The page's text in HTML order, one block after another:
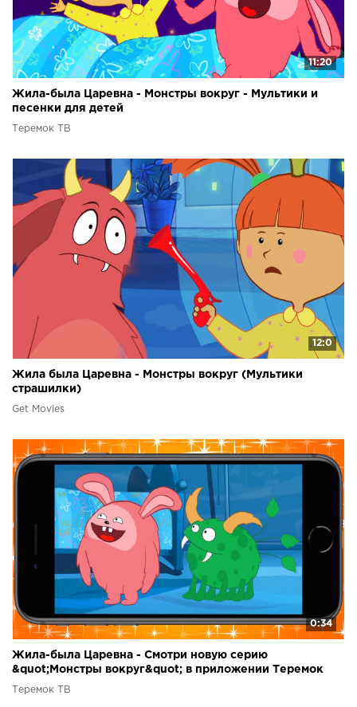
11:20
Жила-была Царевна - Монстры вокруг - Мультики и
песенки для детей
Теремок ТВ
12:0
Жила была Царевна - Монстры вокруг (Мультики
страшилки)
Get Movies
0:34
Жила-была Царевна - Смотри новую серию
&quot;Монстры вокруг&quot; в приложении Теремок
ТВ!
Теремок ТВ